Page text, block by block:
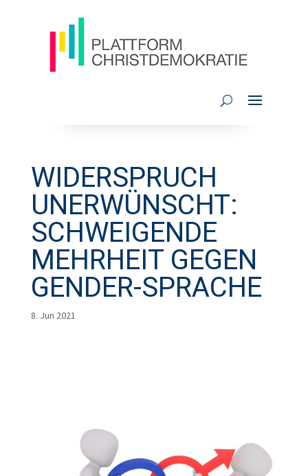
WIDERSPRUCH
UNERWÜNSCHT:
SCHWEIGENDE
MEHRHEIT GEGEN
GENDER-SPRACHE
8. Jun 2021